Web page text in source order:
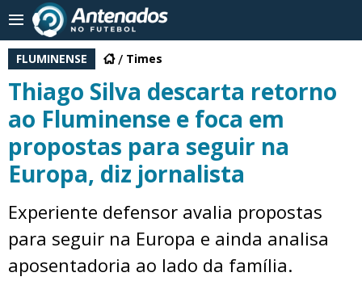
FLUMINENSE Times
Thiago Silva descarta retorno
ao Fluminense e foca em
propostas para seguir na
Europa, diz jornalista
Experiente defensor avalia propostas
para seguir na Europa e ainda analisa
aposentadoria ao lado da família.